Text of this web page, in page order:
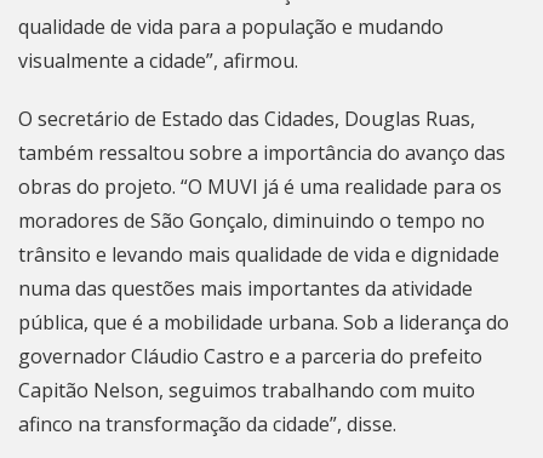
qualidade de vida para a população e mudando
visualmente a cidade”, afirmou.
O secretário de Estado das Cidades, Douglas Ruas,
também ressaltou sobre a importância do avanço das
obras do projeto. “O MUVI já é uma realidade para os
moradores de São Gonçalo, diminuindo o tempo no
trânsito e levando mais qualidade de vida e dignidade
numa das questões mais importantes da atividade
pública, que é a mobilidade urbana. Sob a liderança do
governador Cláudio Castro e a parceria do prefeito
Capitão Nelson, seguimos trabalhando com muito
afinco na transformação da cidade”, disse.